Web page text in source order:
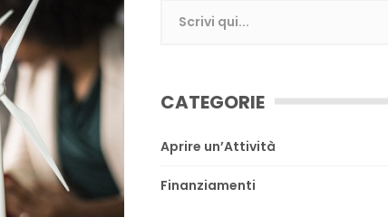
CATEGORIE
Aprire un’Attività
Finanziamenti